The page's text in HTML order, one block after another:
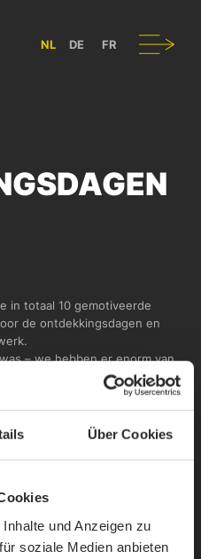
Über Cookies
und Anzeigen zu
soziale Medien anbieten
VAN BEDRIJFSVOERTUIGEN IN
NL DE FR
Navigatie
in totaal 10 gemotiveerde
de ontdekkingsdagen en
– we hebben er enorm van